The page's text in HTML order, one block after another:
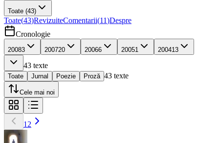
Toate (43)
Toate(43)RevizuiteComentarii(11)Despre
Cronologie
20083 200720 20066 20051 200413
43 texte
Toate Jurnal Poezie Proză 43 texte
Cele mai noi
1 2